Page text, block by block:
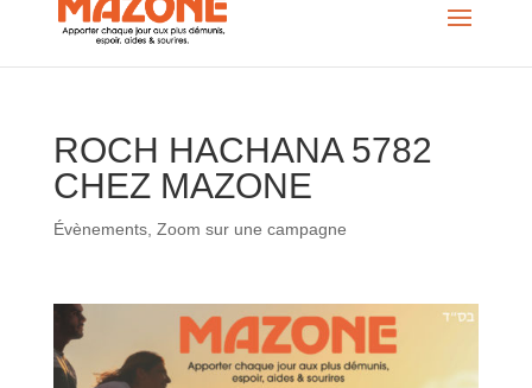
ROCH HACHANA 5782
CHEZ MAZONE
Évènements, Zoom sur une campagne